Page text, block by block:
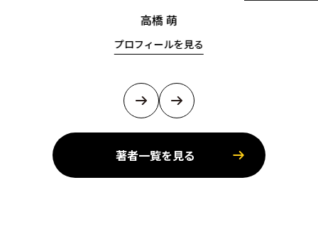
高橋 萌
プロフィールを見る
著者一覧を見る